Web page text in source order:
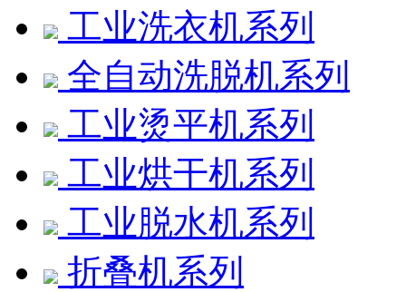
工业洗衣机系列
全自动洗脱机系列
工业烫平机系列
工业烘干机系列
工业脱水机系列
折叠机系列